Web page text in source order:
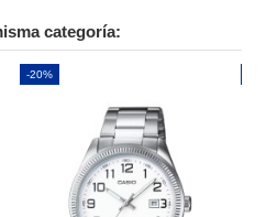
categoría:
-20%